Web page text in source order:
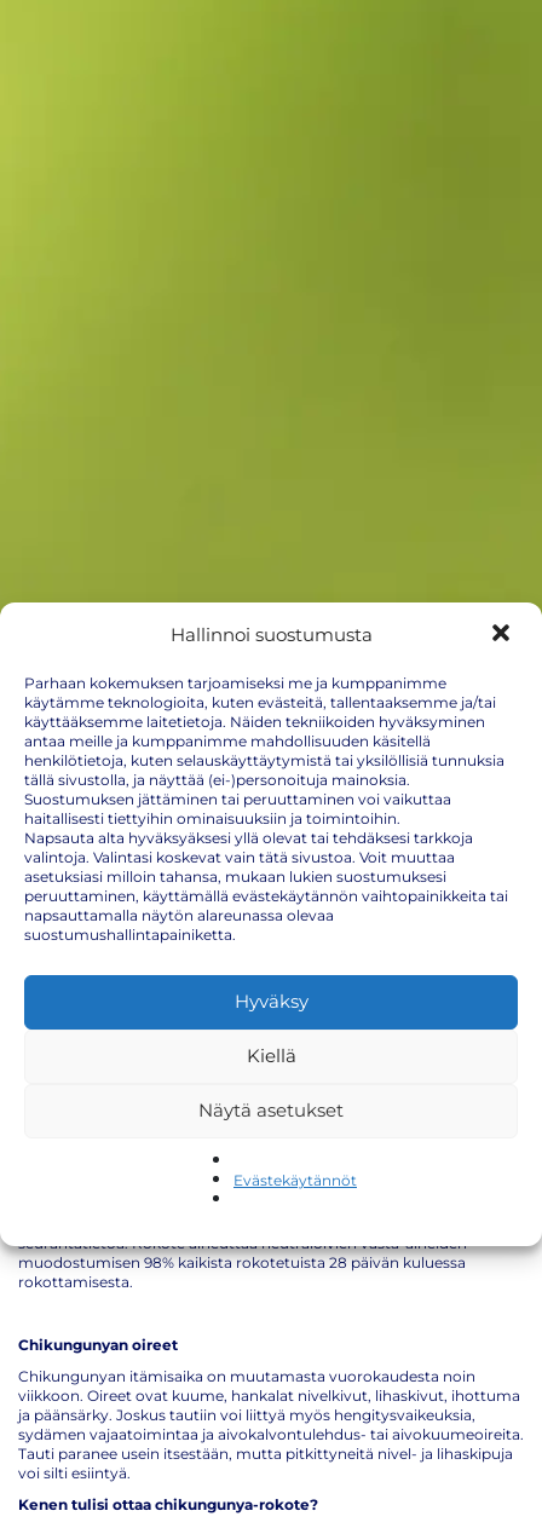
Hallinnoi suostumusta
Parhaan kokemuksen tarjoamiseksi me ja kumppanimme
käytämme teknologioita, kuten evästeitä, tallentaaksemme ja/tai
käyttääksemme laitetietoja. Näiden tekniikoiden hyväksyminen
antaa meille ja kumppanimme mahdollisuuden käsitellä
henkilötietoja, kuten selauskäyttäytymistä tai yksilöllisiä tunnuksia
tällä sivustolla, ja näyttää (ei-)personoituja mainoksia.
Suostumuksen jättäminen tai peruuttaminen voi vaikuttaa
haitallisesti tiettyihin ominaisuuksiin ja toimintoihin.
Napsauta alta hyväksyäksesi yllä olevat tai tehdäksesi tarkkoja
valintoja. Valintasi koskevat vain tätä sivustoa. Voit muuttaa
asetuksiasi milloin tahansa, mukaan lukien suostumuksesi
peruuttaminen, käyttämällä evästekäytännön vaihtopainikkeita tai
napsauttamalla näytön alareunassa olevaa
suostumushallintapainiketta.
Hyväksy
Kiellä
Näytä asetukset
Evästekäytännöt
Chikungunyarokote
Chikungunyavirus (CHIKV) on virustauti, joka tarttuu hyttysen
pureman kautta. Chikungunya aiheuttaa usein epidemioita Afrikan,
Koillis-Aasian ja Intian niemimaan alueilla. Hyttyset viihtyvät
kaupunkiolosuhteissa ja ovat aktiivisia päiväsaikaan. Matkailijan on
tärkeää huolehtia riittävän suojaavasta pukeutumisesta ja
hyönteismyrkyn käytöstä myös päiväsaikaan ja turistikohteissa.
Chikungunyan hoito on oireiden mukaista, eikä siihen ole olemassa
lääkehoitoa.
IXCHIQ on elävä heikennetty virusrokote. Rokote on suositeltavaa
ottaa vähintään 14 vrk ennen matkaa. Rokote ei sovi raskaana oleville,
imettäville tai immuunipuutteisille. Rokotetta voi harkita 12-64
vuotiaille matkailijalle, joka on matkustamassa alueelle, jossa on
rokotteen valmisteyhteenvetoon.
Tehosteannoksen tarpeesta ei ole vielä olemassa suosituksia, sillä
seurantatietoa. Rokote aiheuttaa neutraloivien vasta-aineiden
muodostumisen 98% kaikista rokotetuista 28 päivän kuluessa
rokottamisesta.
Chikungunyan oireet
Chikungunyan itämisaika on muutamasta vuorokaudesta noin
viikkoon. Oireet ovat kuume, hankalat nivelkivut, lihaskivut, ihottuma
ja päänsärky. Joskus tautiin voi liittyä myös hengitysvaikeuksia,
sydämen vajaatoimintaa ja aivokalvontulehdus- tai aivokuumeoireita.
Tauti paranee usein itsestään, mutta pitkittyneitä nivel- ja lihaskipuja
voi silti esiintyä.
Kenen tulisi ottaa chikungunya-rokote?